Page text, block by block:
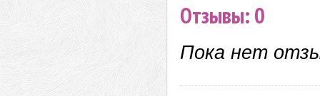
Отзывы: 0
Пока нет